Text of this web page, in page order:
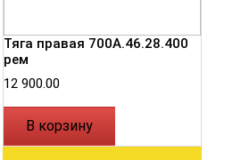
Тяга правая 700А.46.28.400
рем
12 900.00
В корзину